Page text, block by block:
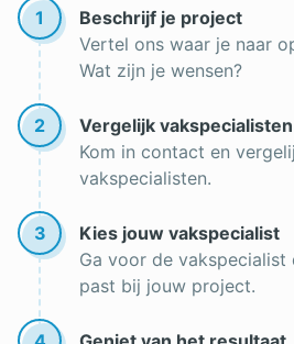
Koolmonoxidemelder plaatsen
Cv-ketel installeren
Vervang je cv-ketel tijdens de
HRe-ketel
1
Beschrijf je project
Vertel ons waar je naar
Wat zijn je wensen?
2
Vergelijk vakspecialisten
Kom in contact en
vakspecialisten.
3
Kies jouw vakspecialist
Ga voor de vakspecialist
past bij jouw project.